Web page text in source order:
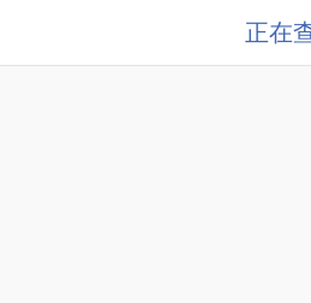
正在